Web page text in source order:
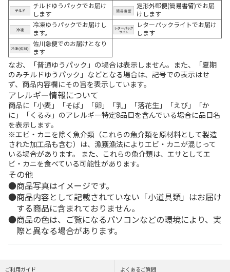
チルドゆうパックでお届け
します
定形外郵便(簡易書留)でお届
けします
冷凍ゆうパックでお届けし
ます。
レターパックライトでお届け
します
佐川急便でのお届けとなり
ます
なお、「普通ゆうパック」の場合は表示しません。また、「夏期
のみチルドゆうパック」などとなる場合は、記号での表示はせ
ず、商品内容欄にその旨を表示しています。
アレルギー情報について
商品に「小麦」「そば」「卵」「乳」「落花生」「えび」「か
に」「くるみ」のアレルギー特定8品目を含んでいる場合に品目名
を表示します。
※エビ・カニを除く魚介類（これらの魚介類を原材料として製造
された加工品も含む）は、漁獲漁法によりエビ・カニが混じって
いる場合があります。 また、これらの魚介類は、エサとしてエ
ビ・カニを食べている可能性があります。
その他
商品写真はイメージです。
商品内容として記載されていない「小道具類」はお届け
する商品に含まれておりません。
商品の色は、ご覧になるパソコンなどの環境により、実
際と異なる場合があります。
ご利用ガイド よくあるご質問